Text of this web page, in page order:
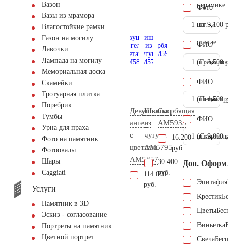
Вазон
Вазы из мрамора
Влагостойкие рамки
Газон на могилу
Лавочки
Лампада на могилу
Мемориальная доска
Скамейки
Тротуарная плитка
Поребрик
Тумбы
Урна для праха
Фото на памятник
Фотоовалы
Шары
Сaggiati
Услуги
Памятник в 3D
Эскиз - согласование
Портреты на памятник
Цветной портрет
Девушка
ангел
с
цветами
AM5857
114.000
руб.
Шишка
из
чугуна
AM5795
30.400
руб.
Скорбящая
AM5933
16.200
руб.
керамике
Фото
на
стекле
1 шт. 9.100
ФИО
1 шт.3.500
ФИО
1 шт.4.500
ФИО
1 шт.9.000
Доп.
Эпитафия
Крестик
Цветы
Виньетка
Свеча